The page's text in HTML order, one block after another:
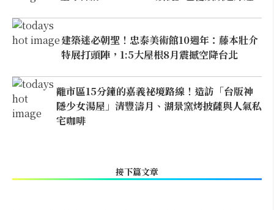
建築迷必朝聖！忠泰美術館10週年：藤本壯介
特展打頭陣，1:5大屋根8月震撼空降台北
離市區15分鐘的嘉義祕境路線！造訪「台版神
隱少女湯屋」清豐濤月、湖景窯烤披薩與人氣私
宅咖啡
接下篇文章